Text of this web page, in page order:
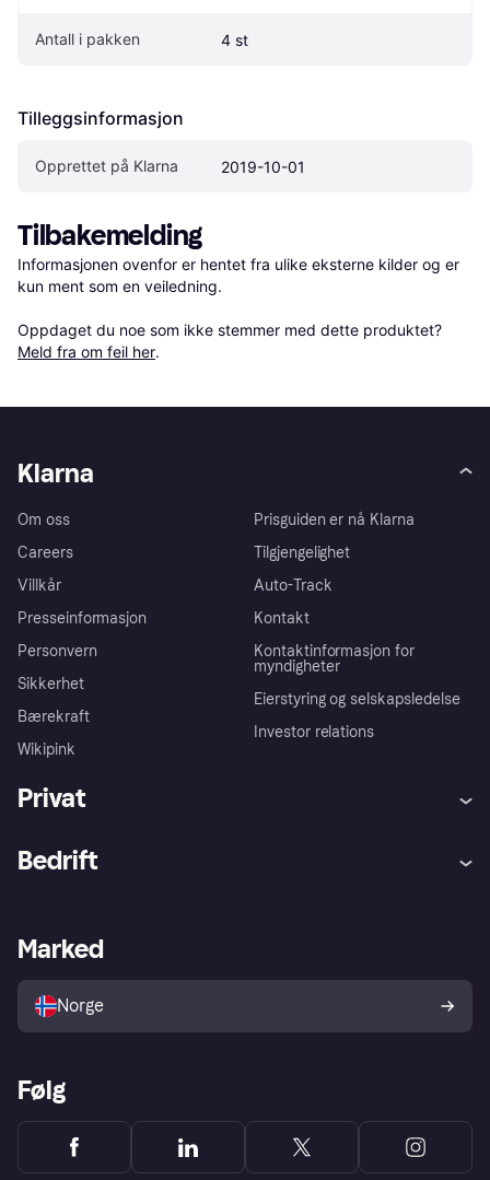
Antall i pakken 4 st
Tilleggsinformasjon
Opprettet på Klarna 2019-10-01
Tilbakemelding
Informasjonen ovenfor er hentet fra ulike eksterne kilder og er
kun ment som en veiledning.
Oppdaget du noe som ikke stemmer med dette produktet?
Meld fra om feil her.
Klarna
Om oss
Careers
Villkår
Presseinformasjon
Personvern
Sikkerhet
Bærekraft
Wikipink
Prisguiden er nå Klarna
Tilgjengelighet
Auto-Track
Kontakt
Kontaktinformasjon for
myndigheter
Eierstyring og selskapsledelse
Investor relations
Privat
Utforsk butikker
Bedrift
Merchant portal
Marked
Norge
Følg